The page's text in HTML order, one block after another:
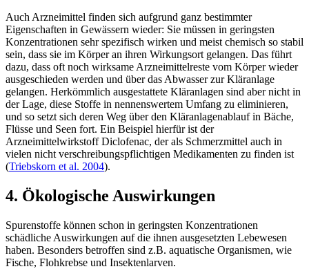
Auch Arzneimittel finden sich aufgrund ganz bestimmter
Eigenschaften in Gewässern wieder: Sie müssen in geringsten
Konzentrationen sehr spezifisch wirken und meist chemisch so stabil
sein, dass sie im Körper an ihren Wirkungsort gelangen. Das führt
dazu, dass oft noch wirksame Arzneimittelreste vom Körper wieder
ausgeschieden werden und über das Abwasser zur Kläranlage
gelangen. Herkömmlich ausgestattete Kläranlagen sind aber nicht in
der Lage, diese Stoffe in nennenswertem Umfang zu eliminieren,
und so setzt sich deren Weg über den Kläranlagenablauf in Bäche,
Flüsse und Seen fort. Ein Beispiel hierfür ist der
Arzneimittelwirkstoff Diclofenac, der als Schmerzmittel auch in
vielen nicht verschreibungspflichtigen Medikamenten zu finden ist
(Triebskorn et al. 2004).
4. Ökologische Auswirkungen
Spurenstoffe können schon in geringsten Konzentrationen
schädliche Auswirkungen auf die ihnen ausgesetzten Lebewesen
haben. Besonders betroffen sind z.B. aquatische Organismen, wie
Fische, Flohkrebse und Insektenlarven.